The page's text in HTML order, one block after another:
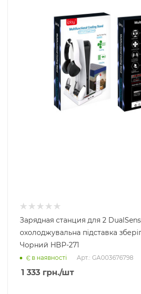
Зарядная станция для 2 DualSense
охолоджувальна підставка
Чорний HBP-271
Є в наявності Арт.: GA003676798
1 333 грн./шт